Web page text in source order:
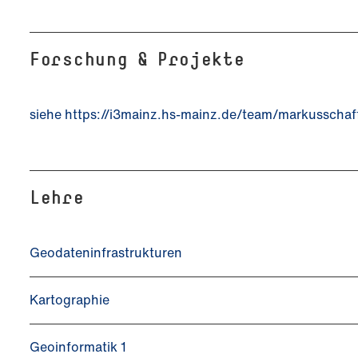
Forschung & Projekte
siehe https://i3mainz.hs-mainz.de/team/
Lehre
Geodateninfrastrukturen
Kartographie
Geoinformatik 1